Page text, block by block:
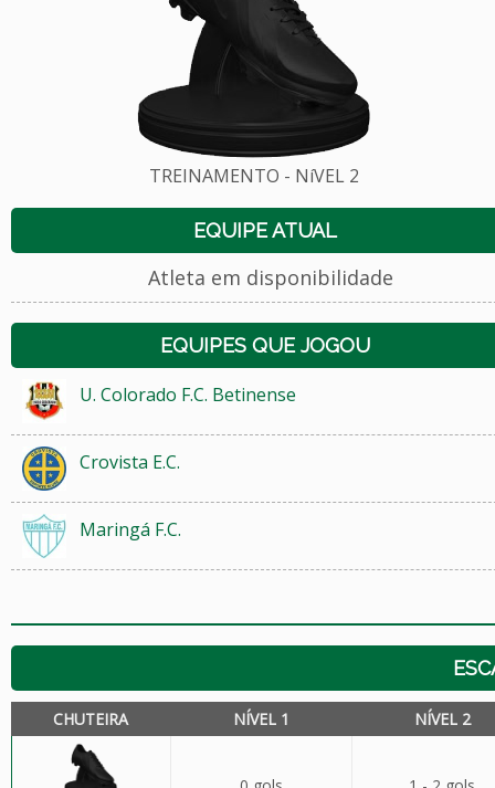
TREINAMENTO - NíVEL 2
EQUIPE ATUAL
Atleta em disponibilidade
EQUIPES QUE JOGOU
U. Colorado F.C. Betinense
Crovista E.C.
Maringá F.C.
CHUTEIRA NÍVEL 1 NÍVEL 2